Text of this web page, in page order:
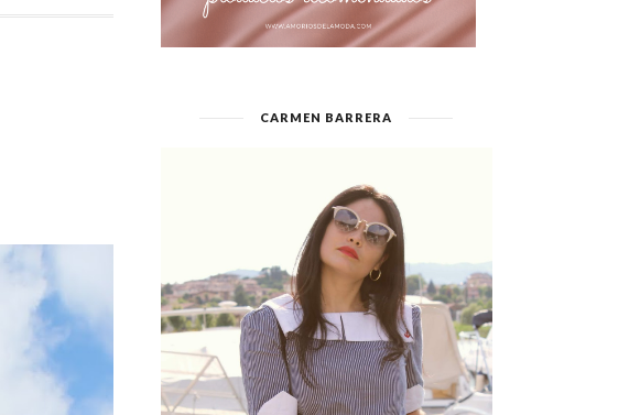
CARMEN BARRERA